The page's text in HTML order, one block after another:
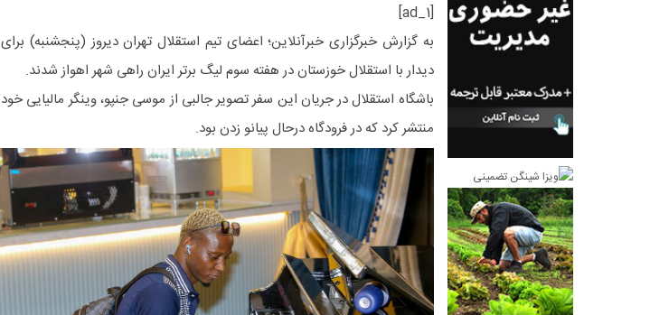
[ad_1]
به گزارش خبرگزاری خبرآنلاین؛ اعضای تیم استقلال تهران دیروز (پنجشنبه) برای
دیدار با استقلال خوزستان در هفته سوم لیگ برتر ایران راهی شهر اهواز شدند.
باشگاه استقلال در جریان این سفر تصویر جالبی از موسی جنپو، وینگر مالیایی خود
منتشر کرد که در فرودگاه درحال پیانو زدن بود.